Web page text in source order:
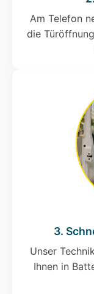
Am Telefon
die
3.
Unser
Ihnen in